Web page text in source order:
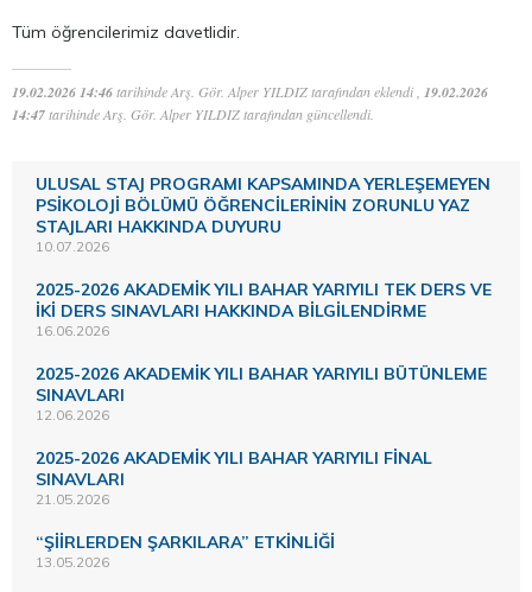
Tüm öğrencilerimiz davetlidir.
19.02.2026 14:46tarihinde Arş. Gör. Alper YILDIZ tarafından eklendi , 19.02.2026
14:47tarihinde Arş. Gör. Alper YILDIZ tarafından güncellendi.
ULUSAL STAJ PROGRAMI KAPSAMINDA YERLEŞEMEYEN
PSİKOLOJİ BÖLÜMÜ ÖĞRENCİLERİNİN ZORUNLU YAZ
STAJLARI HAKKINDA DUYURU
10.07.2026
2025-2026 AKADEMİK YILI BAHAR YARIYILI TEK DERS VE
İKİ DERS SINAVLARI HAKKINDA BİLGİLENDİRME
16.06.2026
2025-2026 AKADEMİK YILI BAHAR YARIYILI BÜTÜNLEME
SINAVLARI
12.06.2026
2025-2026 AKADEMİK YILI BAHAR YARIYILI FİNAL
SINAVLARI
21.05.2026
“ŞİİRLERDEN ŞARKILARA” ETKİNLİĞİ
13.05.2026